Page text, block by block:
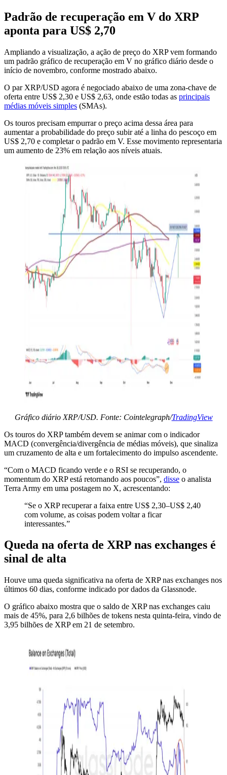
Padrão de recuperação em V do XRP
aponta para US$ 2,70
Ampliando a visualização, a ação de preço do XRP vem formando
um padrão gráfico de recuperação em V no gráfico diário desde o
início de novembro, conforme mostrado abaixo.
O par XRP/USD agora é negociado abaixo de uma zona-chave de
oferta entre US$ 2,30 e US$ 2,63, onde estão todas as principais
médias móveis simples (SMAs).
Os touros precisam empurrar o preço acima dessa área para
aumentar a probabilidade do preço subir até a linha do pescoço em
US$ 2,70 e completar o padrão em V. Esse movimento representaria
um aumento de 23% em relação aos níveis atuais.
Gráfico diário XRP/USD. Fonte: Cointelegraph/TradingView
Os touros do XRP também devem se animar com o indicador
MACD (convergência/divergência de médias móveis), que sinaliza
um cruzamento de alta e um fortalecimento do impulso ascendente.
“Com o MACD ficando verde e o RSI se recuperando, o
momentum do XRP está retornando aos poucos”, disse o analista
Terra Army em uma postagem no X, acrescentando:
“Se o XRP recuperar a faixa entre US$ 2,30–US$ 2,40
com volume, as coisas podem voltar a ficar
interessantes.”
Queda na oferta de XRP nas exchanges é
sinal de alta
Houve uma queda significativa na oferta de XRP nas exchanges nos
últimos 60 dias, conforme indicado por dados da Glassnode.
O gráfico abaixo mostra que o saldo de XRP nas exchanges caiu
mais de 45%, para 2,6 bilhões de tokens nesta quinta-feira, vindo de
3,95 bilhões de XRP em 21 de setembro.